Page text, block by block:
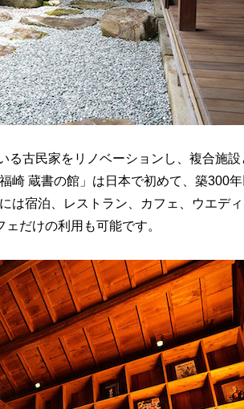
る古民家をリノベーションし、複合施
崎 蔵書の館」は日本で初めて、築300
は宿泊、レストラン、カフェ、ウエデ
だけの利用も可能です。